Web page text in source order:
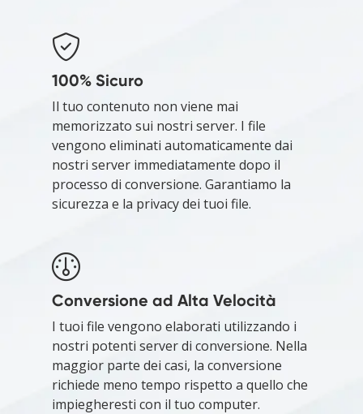
100% Sicuro
Il tuo contenuto non viene mai
memorizzato sui nostri server. I file
vengono eliminati automaticamente dai
nostri server immediatamente dopo il
processo di conversione. Garantiamo la
sicurezza e la privacy dei tuoi file.
Conversione ad Alta Velocità
I tuoi file vengono elaborati utilizzando i
nostri potenti server di conversione. Nella
maggior parte dei casi, la conversione
richiede meno tempo rispetto a quello che
impiegheresti con il tuo computer.